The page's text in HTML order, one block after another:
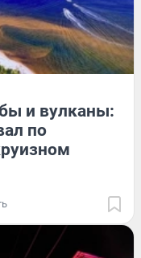
и вулканы:
по